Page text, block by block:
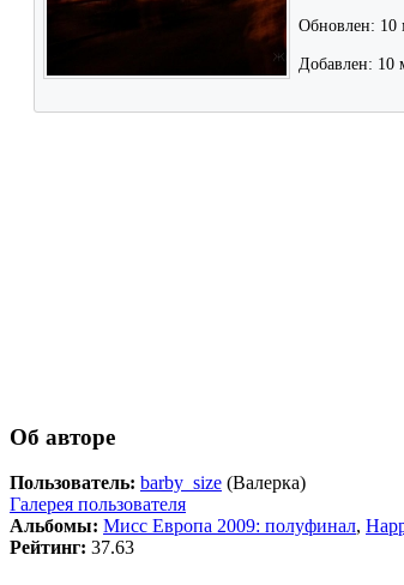
Обновлен: 10
Добавлен: 10
Об авторе
Пользователь: barby_size (Валерка)
Галерея пользователя
Альбомы: Мисс Европа 2009: полуфинал,
Рейтинг: 37.63